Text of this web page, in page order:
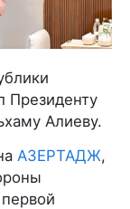
Президенту
Алиеву.
АЗЕРТАДЖ,